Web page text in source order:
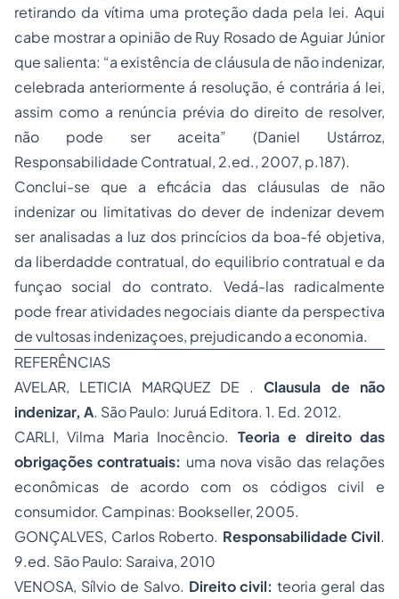
retirando da vítima uma proteção dada pela lei. Aqui
cabe mostrar a opinião de Ruy Rosado de Aguiar Júnior
que salienta: “a existência de cláusula de não indenizar,
celebrada anteriormente á resolução, é contrária á lei,
assim como a renúncia prévia do direito de resolver,
não pode ser aceita” (Daniel Ustárroz,
Responsabilidade Contratual, 2.ed., 2007, p.187).
Conclui-se que a eficácia das cláusulas de não
indenizar ou limitativas do dever de indenizar devem
ser analisadas a luz dos princícios da boa-fé objetiva,
da liberdadde contratual, do equilibrio contratual e da
funçao social do contrato. Vedá-las radicalmente
pode frear atividades negociais diante da perspectiva
de vultosas indenizaçoes, prejudicando a economia.
REFERÊNCIAS
AVELAR, LETICIA MARQUEZ DE .Clausula de não
indenizar, A. São Paulo: Juruá Editora. 1. Ed. 2012.
CARLI, Vilma Maria Inocêncio. Teoria e direito das
obrigações contratuais: uma nova visão das relações
econômicas de acordo com os códigos civil e
consumidor. Campinas: Bookseller, 2005.
GONÇALVES, Carlos Roberto. Responsabilidade Civil.
9.ed. São Paulo: Saraiva, 2010
VENOSA, Sílvio de Salvo. Direito civil:teoria geral das